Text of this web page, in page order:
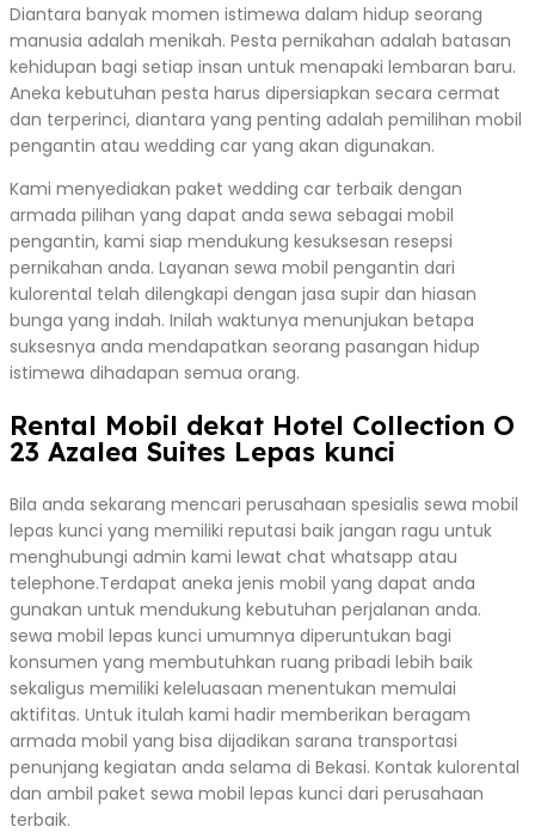
Diantara banyak momen istimewa dalam hidup seorang
manusia adalah menikah. Pesta pernikahan adalah batasan
kehidupan bagi setiap insan untuk menapaki lembaran baru.
Aneka kebutuhan pesta harus dipersiapkan secara cermat
dan terperinci, diantara yang penting adalah pemilihan mobil
pengantin atau wedding car yang akan digunakan.
Kami menyediakan paket wedding car terbaik dengan
armada pilihan yang dapat anda sewa sebagai mobil
pengantin, kami siap mendukung kesuksesan resepsi
pernikahan anda. Layanan sewa mobil pengantin dari
kulorental telah dilengkapi dengan jasa supir dan hiasan
bunga yang indah. Inilah waktunya menunjukan betapa
suksesnya anda mendapatkan seorang pasangan hidup
istimewa dihadapan semua orang.
Rental Mobil dekat Hotel Collection O
23 Azalea Suites Lepas kunci
Bila anda sekarang mencari perusahaan spesialis sewa mobil
lepas kunci yang memiliki reputasi baik jangan ragu untuk
menghubungi admin kami lewat chat whatsapp atau
telephone.Terdapat aneka jenis mobil yang dapat anda
gunakan untuk mendukung kebutuhan perjalanan anda.
sewa mobil lepas kunci umumnya diperuntukan bagi
konsumen yang membutuhkan ruang pribadi lebih baik
sekaligus memiliki keleluasaan menentukan memulai
aktifitas. Untuk itulah kami hadir memberikan beragam
armada mobil yang bisa dijadikan sarana transportasi
penunjang kegiatan anda selama di Bekasi. Kontak kulorental
dan ambil paket sewa mobil lepas kunci dari perusahaan
terbaik.